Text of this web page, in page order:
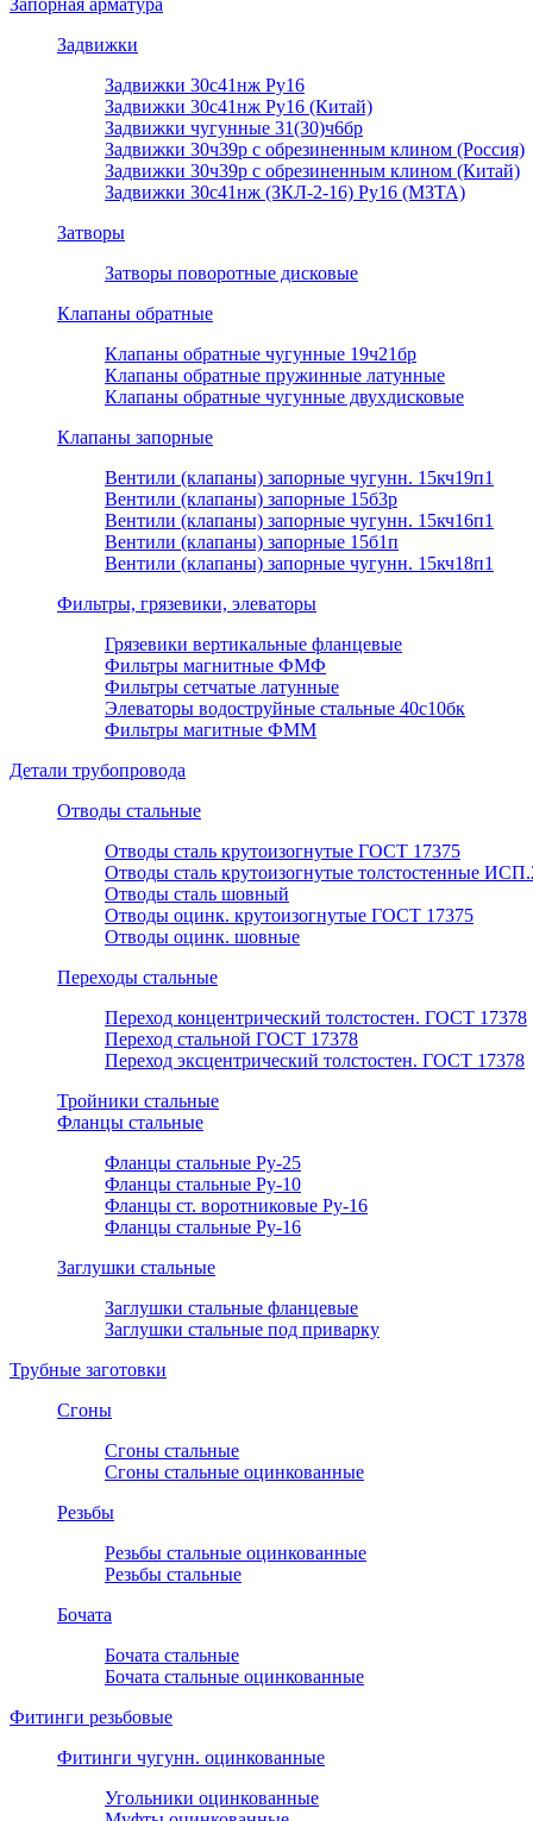
Запорная арматура
Задвижки
Задвижки 30с41нж Ру16
Задвижки 30с41нж Ру16 (Китай)
Задвижки чугунные 31(30)ч6бр
Задвижки 30ч39р с обрезиненным клином (Россия)
Задвижки 30ч39р с обрезиненным клином (Китай)
Задвижки 30с41нж (ЗКЛ-2-16) Ру16 (МЗТА)
Затворы
Затворы поворотные дисковые
Клапаны обратные
Клапаны обратные чугунные 19ч21бр
Клапаны обратные пружинные латунные
Клапаны обратные чугунные двухдисковые
Клапаны запорные
Вентили (клапаны) запорные чугунн. 15кч19п1
Вентили (клапаны) запорные 15б3р
Вентили (клапаны) запорные чугунн. 15кч16п1
Вентили (клапаны) запорные 15б1п
Вентили (клапаны) запорные чугунн. 15кч18п1
Фильтры, грязевики, элеваторы
Грязевики вертикальные фланцевые
Фильтры магнитные ФМФ
Фильтры сетчатые латунные
Элеваторы водоструйные стальные 40с10бк
Фильтры магитные ФММ
Детали трубопровода
Отводы стальные
Отводы сталь крутоизогнутые ГОСТ 17375
Отводы сталь крутоизогнутые толстостенные
Отводы сталь шовный
Отводы оцинк. крутоизогнутые ГОСТ 17375
Отводы оцинк. шовные
Переходы стальные
Переход концентрический толстостен. ГОСТ 17378
Переход стальной ГОСТ 17378
Переход эксцентрический толстостен. ГОСТ 17378
Тройники стальные
Фланцы стальные
Фланцы стальные Ру-25
Фланцы стальные Ру-10
Фланцы ст. воротниковые Ру-16
Фланцы стальные Ру-16
Заглушки стальные
Заглушки стальные фланцевые
Заглушки стальные под приварку
Трубные заготовки
Сгоны
Сгоны стальные
Сгоны стальные оцинкованные
Резьбы
Резьбы стальные оцинкованные
Резьбы стальные
Бочата
Бочата стальные
Бочата стальные оцинкованные
Фитинги резьбовые
Фитинги чугунн. оцинкованные
Угольники оцинкованные